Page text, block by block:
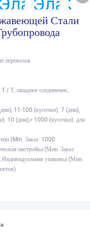
Стали
перевозок
Т, западное соединение,
11-100 (кусочки): 7 (дни),
10 (дни),> 1000 (кусочки): для
(Min. Заказ: 1000
настройка (Мин. Заказ:
упаковка (Мин.